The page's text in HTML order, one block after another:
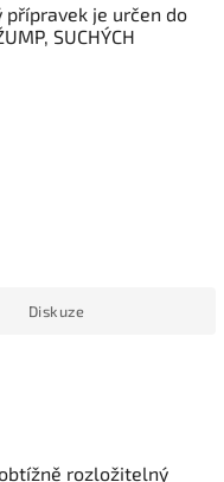
je určen do
SUCHÝCH
Diskuze
rozložitelný